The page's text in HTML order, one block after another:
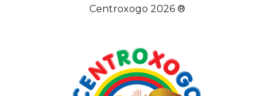
Centroxogo 2026 ®